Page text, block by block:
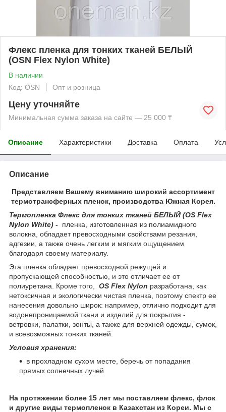
Флекс пленка для тонких тканей БЕЛЫЙ
(OSN Flex Nylon White)
В наличии
Код: OSN
Опт и розница
Цену уточняйте
Минимальная сумма заказа на сайте — 25 000 ₸
Описание Характеристики Доставка Оплата
Описание
Представляем Вашему вниманию широкий ассортимент
термотрансферных пленок, производства Южная Корея.
Термопленка Флекс для тонких тканей БЕЛЫЙ (OS Flex
Nylon White) -
пленка, изготовленная из полиамидного
волокна, обладает превосходными свойствами резания,
адгезии, а также очень легким и мягким ощущением
благодаря своему материалу.
Эта пленка обладает превосходной режущей и
пропускающей способностью, и это отличает ее от
полиуретана. Кроме того, OS Flex Nylon разработана, как
нетоксичная и экологически чистая пленка, поэтому спектр ее
нанесения довольно широк: например, отлично подходит для
водонепроницаемой ткани и изделий для покрытия -
ветровки, палатки, зонты, а также для верхней одежды, сумок,
и всевозможных тонких тканей.
Условия хранения:
в прохладном сухом месте, беречь от попадания
прямых солнечных лучей
На протяжении более 15 лет мы поставляем флекс, флок
и другие виды термопленок в Казахстан из Кореи. Мы с